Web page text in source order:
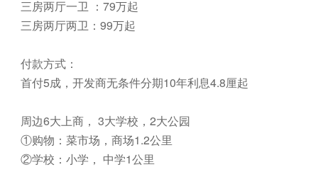
三房两厅一卫 ：79万起
三房两厅两卫：99万起
付款方式：
首付5成，开发商无条件分期10年利息4.8厘起
周边6大上商， 3大学校，2大公园
①购物：菜市场，商场1.2公里
②学校：小学， 中学1公里